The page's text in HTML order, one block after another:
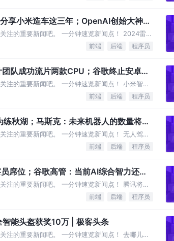
享小米造车这三年；OpenAI创始大神卡
注的重要新闻吧。 一分钟速览新闻点！ 2024雷军
前端 后端 程序员
队成功流片两款CPU；谷歌终止安卓
注的重要新闻吧。 一分钟速览新闻点！ 小米智能
前端 后端 程序员
秋湖；马斯克：未来机器人的数量将远
注的重要新闻吧。 一分钟速览新闻点！ 无人驾驶
前端 后端 程序员
席位；谷歌高管：当前AI综合智力还不
注的重要新闻吧。 一分钟速览新闻点！ 腾讯将年
前端 后端 程序员
能头盔获奖10万 | 极客头条
注的重要新闻吧。 一分钟速览新闻点！ 去哪儿网